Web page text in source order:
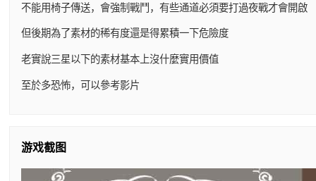
不能用椅子傳送，會強制戰鬥，有些通道必須要打過夜戰才會開啟
但後期為了素材的稀有度還是得累積一下危險度
老實說三星以下的素材基本上沒什麼實用價值
至於多恐怖，可以參考影片
游戏截图